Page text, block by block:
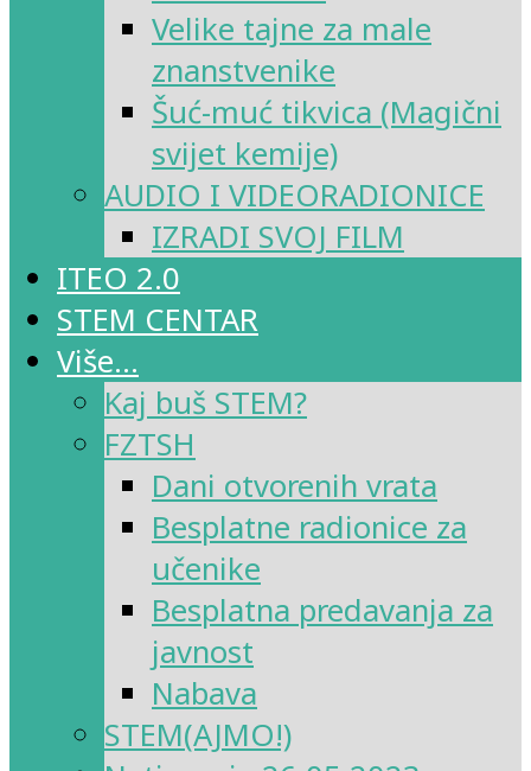
Velike tajne za male
znanstvenike
Šuć-muć tikvica (Magični
svijet kemije)
AUDIO I VIDEORADIONICE
IZRADI SVOJ FILM
ITEO 2.0
STEM CENTAR
Više…
Kaj buš STEM?
FZTSH
Dani otvorenih vrata
Besplatne radionice za
učenike
Besplatna predavanja za
javnost
Nabava
STEM(AJMO!)